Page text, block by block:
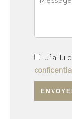
J’ai lu